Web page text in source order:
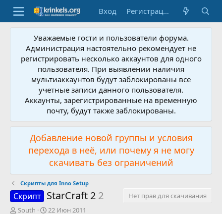
Вход Регистрация
Уважаемые гости и пользователи форума.
Администрация настоятельно рекомендует не
регистрировать несколько аккаунтов для одного
пользователя. При выявлении наличия
мультиаккаунтов будут заблокированы все
учетные записи данного пользователя.
Аккаунты, зарегистрированные на временную
почту, будут также заблокированы.
Добавление новой группы и условия
перехода в неё, или почему я не могу
скачивать без ограничений
Скрипты для Inno Setup
Скрипт StarCraft 2 2
Нет прав для скачивания
А
South
Д
22 Июн 2011